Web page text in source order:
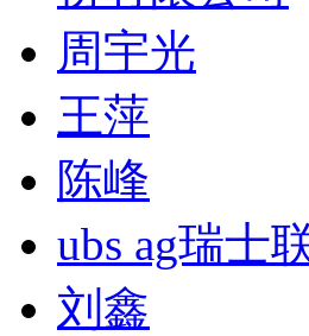
周宇光
王萍
陈峰
ubs ag瑞士
刘鑫